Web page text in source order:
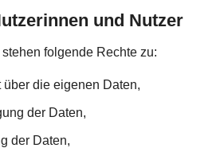
und Nutzer
folgende Rechte zu:
über die eigenen Daten,
der Daten,
der Daten,